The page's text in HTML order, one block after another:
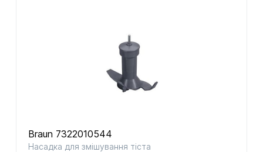
Braun 7322010544
Насадка для змішування тіста